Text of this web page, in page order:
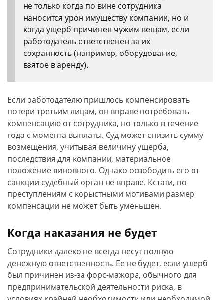
не только когда по вине сотрудника
наносится урон имуществу компании, но и
когда ущерб причинен чужим вещам, если
работодатель ответственен за их
сохранность (например, оборудование,
взятое в аренду).
Если работодателю пришлось компенсировать
потери третьим лицам, он вправе потребовать
компенсацию от сотрудника, но только в течение
года с момента выплаты. Суд может снизить сумму
возмещения, учитывая величину ущерба,
последствия для компании, материальное
положение виновного. Однако освободить его от
санкции судебный орган не вправе. Кстати, по
преступлениям с корыстными мотивами размер
компенсации не может быть уменьшен.
Когда наказания не будет
Сотрудники далеко не всегда несут полную
денежную ответственность. Ее не будет, если ущерб
был причинен из-за форс-мажора, обычного для
предпринимательской деятельности риска, в